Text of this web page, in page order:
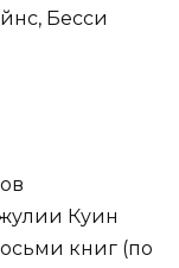
Бесси
Куин
книг (по